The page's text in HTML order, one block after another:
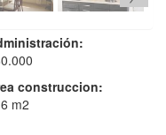
construccion:
m2